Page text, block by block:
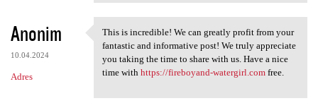
Anonim
10.04.2024
Adres
This is incredible! We can
This is incredible! We can greatly profit from your
fantastic and informative post! We truly appreciate
you taking the time to share with us. Have a nice
time with https://fireboyand-watergirl.comfree.